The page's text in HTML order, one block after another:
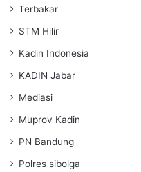
Terbakar
STM Hilir
Kadin Indonesia
KADIN Jabar
Mediasi
Muprov Kadin
PN Bandung
Polres sibolga